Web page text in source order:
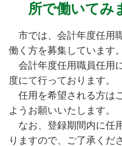
所で働いてみ
市では、会計年度任用
働く方を募集しています。
会計年度任用職員任用
度にて行っております。
任用を希望される方は
ようお願いいたします。
なお、登録期間内に任
りますので、ご了承くだ